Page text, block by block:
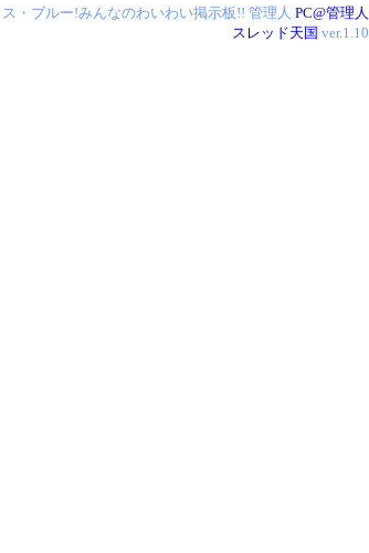
・ブルー!みんなのわいわい掲示板!! 管理人 PC@管理人
スレッド天国 ver.1.10